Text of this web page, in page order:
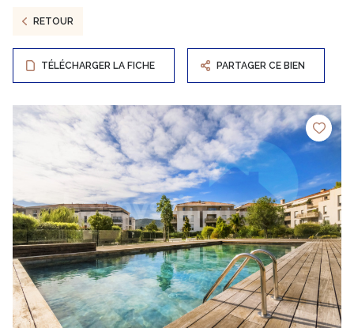
RETOUR
TÉLÉCHARGER LA FICHE PARTAGER CE BIEN